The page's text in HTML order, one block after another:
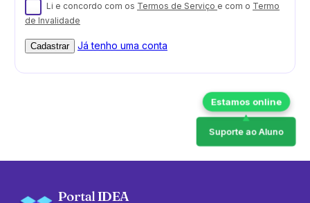
Li e concordo com os Termos de Serviço e com o Termo
de Invalidade
Cadastrar Já tenho uma conta
Suporte ao Aluno
Portal IDEA